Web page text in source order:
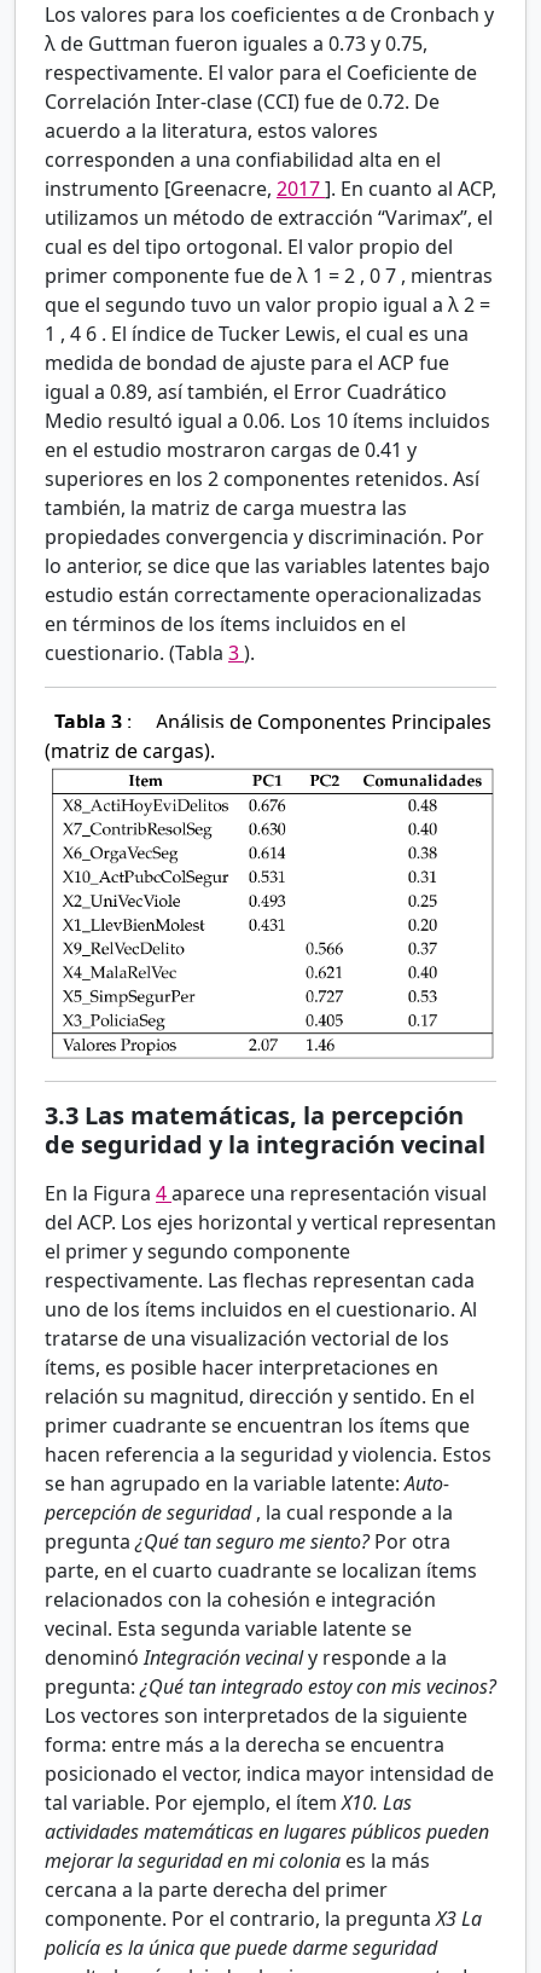
Los valores para los coeficientes αde Cronbach y
λde Guttman fueron iguales a 0.73 y 0.75,
respectivamente. El valor para el Coeficiente de
Correlación Inter-clase (CCI) fue de 0.72. De
acuerdo a la literatura, estos valores
corresponden a una confiabilidad alta en el
instrumento [Greenacre, 2017]. En cuanto al ACP,
utilizamos un método de extracción “Varimax”, el
cual es del tipo ortogonal. El valor propio del
primer componente fue deλ 1 =2 , 07 , mientras
que el segundo tuvo un valor propio igual a λ2=
1 , 4 6 . El índice de Tucker Lewis, el cual es una
medida de bondad de ajuste para el ACP fue
igual a 0.89, así también, el Error Cuadrático
Medio resultó igual a 0.06. Los 10 ítems incluidos
en el estudio mostraron cargas de 0.41 y
superiores en los 2 componentes retenidos. Así
también, la matriz de carga muestra las
propiedades convergencia y discriminación. Por
lo anterior, se dice que las variables latentes bajo
estudio están correctamente operacionalizadas
en términos de los ítems incluidos en el
cuestionario. (Tabla 3).
Tabla 3 :
Análisis de Componentes Principales
(matriz de cargas).
3.3 Las matemáticas, la percepción
de seguridad y la integración vecinal
En la Figura 4aparece una representación visual
del ACP. Los ejes horizontal y vertical representan
el primer y segundo componente
respectivamente. Las flechas representan cada
uno de los ítems incluidos en el cuestionario. Al
tratarse de una visualización vectorial de los
ítems, es posible hacer interpretaciones en
relación su magnitud, dirección y sentido. En el
primer cuadrante se encuentran los ítems que
hacen referencia a la seguridad y violencia. Estos
se han agrupado en la variable latente:Auto-
percepción de seguridad, la cual responde a la
pregunta¿Qué tan seguro me siento?Por otra
parte, en el cuarto cuadrante se localizan ítems
relacionados con la cohesión e integración
vecinal. Esta segunda variable latente se
denominóIntegración vecinaly responde a la
pregunta:¿Qué tan integrado estoy con mis vecinos?
Los vectores son interpretados de la siguiente
forma: entre más a la derecha se encuentra
posicionado el vector, indica mayor intensidad de
tal variable. Por ejemplo, el ítemX10. Las
actividades matemáticas en lugares públicos pueden
mejorar la seguridad en mi colonia es la más
cercana a la parte derecha del primer
componente. Por el contrario, la preguntaX3 La
policía es la única que puede darme seguridad